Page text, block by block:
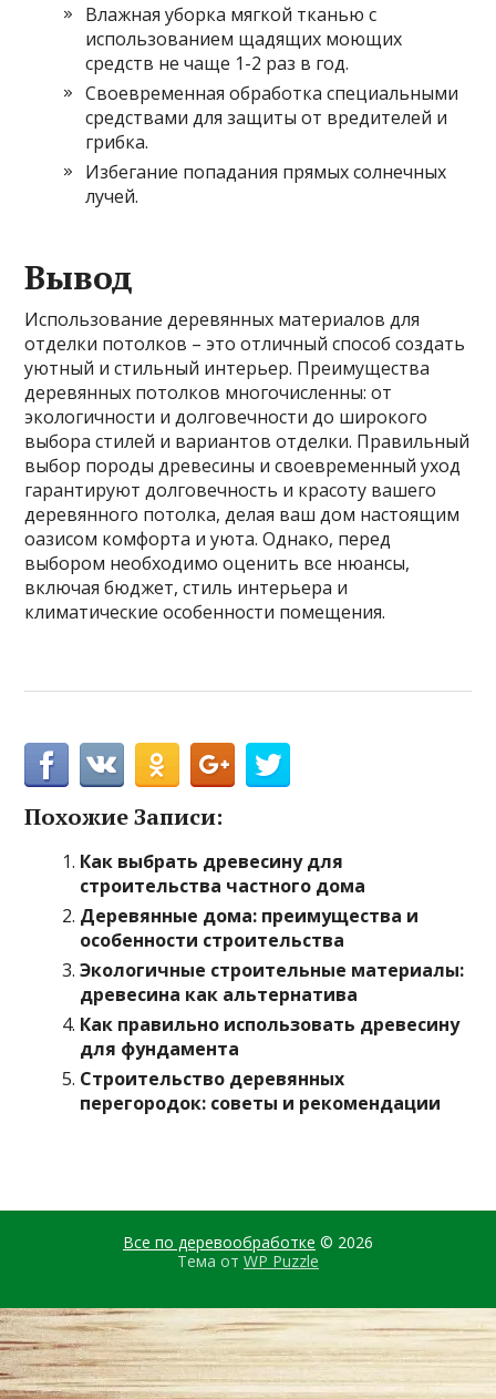
Влажная уборка мягкой тканью с
использованием щадящих моющих
средств не чаще 1-2 раз в год.
Своевременная обработка специальными
средствами для защиты от вредителей и
грибка.
Избегание попадания прямых солнечных
лучей.
Вывод
Использование деревянных материалов для
отделки потолков – это отличный способ создать
уютный и стильный интерьер. Преимущества
деревянных потолков многочисленны: от
экологичности и долговечности до широкого
выбора стилей и вариантов отделки. Правильный
выбор породы древесины и своевременный уход
гарантируют долговечность и красоту вашего
деревянного потолка, делая ваш дом настоящим
оазисом комфорта и уюта. Однако, перед
выбором необходимо оценить все нюансы,
включая бюджет, стиль интерьера и
климатические особенности помещения.
Похожие Записи:
Как выбрать древесину для
строительства частного дома
Деревянные дома: преимущества и
особенности строительства
Экологичные строительные материалы:
древесина как альтернатива
Как правильно использовать древесину
для фундамента
Строительство деревянных
перегородок: советы и рекомендации
Все по деревообработке © 2026
Тема от WP Puzzle